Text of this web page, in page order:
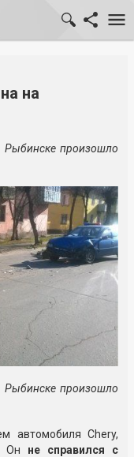
на
Рыбинске произошло
Рыбинске произошло
автомобиля Chery,
Он не справился с